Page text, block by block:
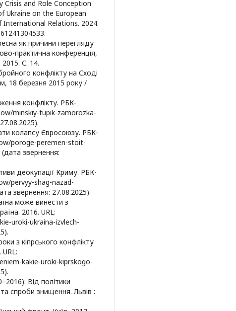
Crisis and Role Conception
Ukraine on the European
International Relations. 2024.
як причини перегляду
практична конференція,
2015. С. 14.
конфлікту на Сході
18 березня 2015 року /
конфлікту. РБК-
minskiy-tupik-zamorozka-
колапсу Євросоюзу. РБК-
poroge-peremen-stoit-
звернення:
деокупації Криму. РБК-
pervyy-shag-nazad-
звернення: 27.08.2025).
може винести з
2016. URL:
uroki-ukraina-izvlech-
з кіпрського конфлікту
kakie-uroki-kiprskogo-
Від політики
спроби знищення. Львів :